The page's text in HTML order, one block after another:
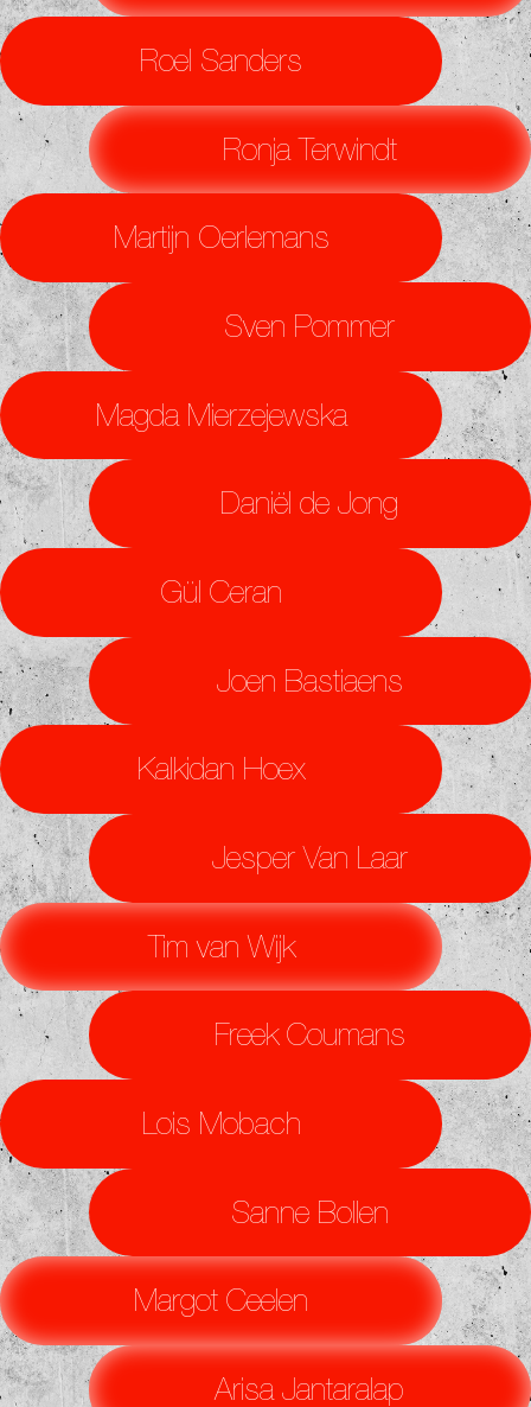
Roel Sanders
Ronja Terwindt
Martijn Oerlemans
Sven Pommer
Magda Mierzejewska
Daniël de Jong
Gül Ceran
Joen Bastiaens
Kalkidan Hoex
Jesper Van Laar
Tim van Wijk
Freek Coumans
Lois Mobach
Sanne Bollen
Margot Ceelen
Arisa Jantaralap